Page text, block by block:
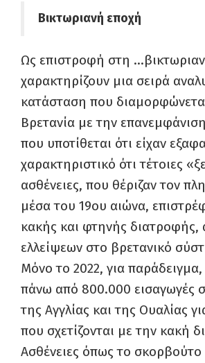
Βικτωριανή εποχή
Ως επιστροφή στη
χαρακτηρίζουν μια σειρά
κατάσταση που
Βρετανία με την
που υποτίθεται ότι είχαν
χαρακτηριστικό ότι τέτοιες
ασθένειες, που θέριζαν τον
μέσα του 19ου αιώνα,
κακής και φτηνής διατροφής,
ελλείψεων στο βρετανικό
Μόνο το 2022, για
πάνω από 800.000 εισαγωγές
της Αγγλίας και της Ουαλίας
που σχετίζονται με την κακή
Ασθένειες όπως το